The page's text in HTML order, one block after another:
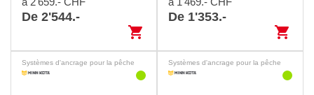
lignes de…
De 2'544.-
shopping_cart
De 1'353.-
shopping_cart
Systèmes d'ancrage pour la pêche Systèmes d'ancrage pour la pêche